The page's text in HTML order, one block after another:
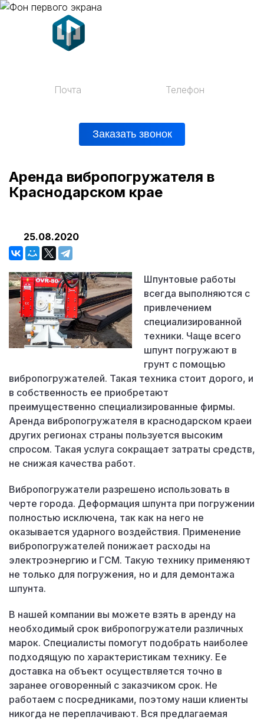
Почта
Телефон
Заказать звонок
Аренда вибропогружателя в
Краснодарском крае
25.08.2020
Шпунтовые работы
всегда выполняются с
привлечением
специализированной
техники. Чаще всего
шпунт погружают в
грунт с помощью
вибропогружателей. Такая техника стоит дорого, и
в собственность ее приобретают
преимущественно специализированные фирмы.
Аренда вибропогружателя в краснодарском краеи
других регионах страны пользуется высоким
спросом. Такая услуга сокращает затраты средств,
не снижая качества работ.
Вибропогружатели разрешено использовать в
черте города. Деформация шпунта при погружении
полностью исключена, так как на него не
оказывается ударного воздействия. Применение
вибропогружателей понижает расходы на
электроэнергию и ГСМ. Такую технику применяют
не только для погружения, но и для демонтажа
шпунта.
В нашей компании вы можете взять в аренду на
необходимый срок вибропогружатели различных
марок. Специалисты помогут подобрать наиболее
подходящую по характеристикам технику. Ее
доставка на объект осуществляется точно в
заранее оговоренный с заказчиком срок. Не
работаем с посредниками, поэтому наши клиенты
никогда не переплачивают. Вся предлагаемая